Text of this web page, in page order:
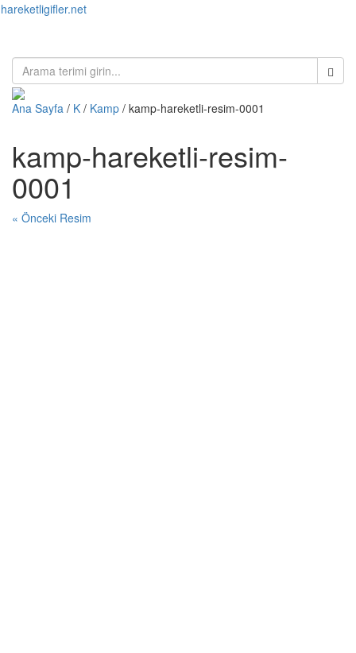
hareketligifler.net
Ana Sayfa / K / Kamp / kamp-hareketli-resim-0001
kamp-hareketli-resim-
0001
« Önceki Resim